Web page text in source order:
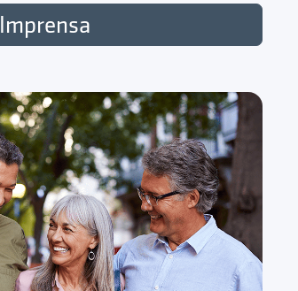
Imprensa